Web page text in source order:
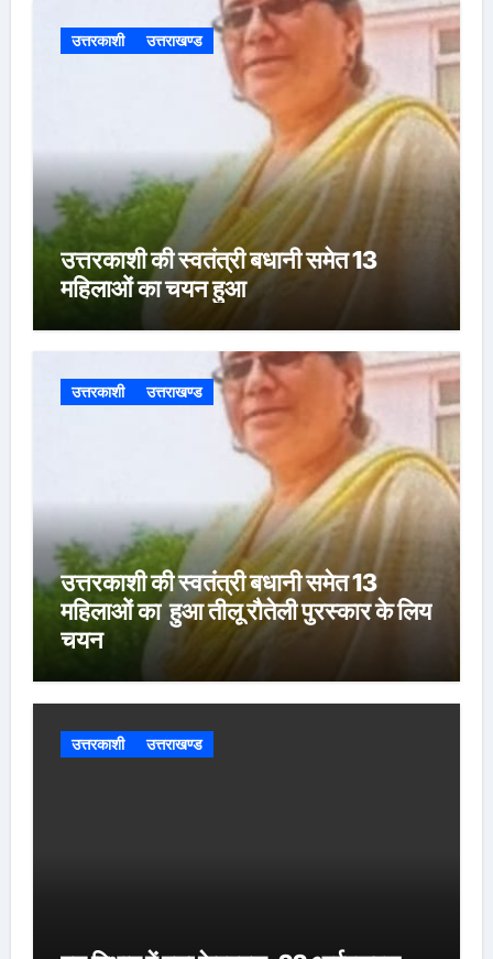
उत्तरकाशी उत्तराखण्ड
उत्तरकाशी की स्वतंत्री बधानी समेत 13
महिलाओं का चयन हुआ
उत्तरकाशी उत्तराखण्ड
उत्तरकाशी की स्वतंत्री बधानी समेत 13
महिलाओं का हुआ तीलू रौतेली पुरस्कार के लिय
चयन
उत्तरकाशी उत्तराखण्ड